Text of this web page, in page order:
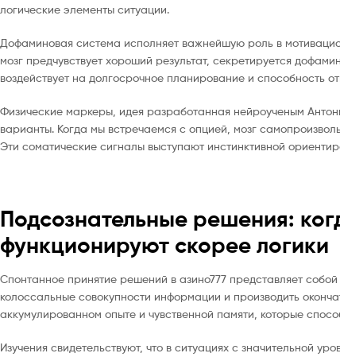
логические элементы ситуации.
Дофаминовая система исполняет важнейшую роль в
мозг предчувствует хороший результат, секретируется
воздействует на долгосрочное планирование и способность
Физические маркеры, идея разработанная нейроученым
варианты. Когда мы встречаемся с опцией, мозг
Эти соматические сигналы выступают инстинктивной
Подсознательные решения:
функционируют скорее логики
Спонтанное принятие решений в азино777 представляет
колоссальные совокупности информации и производить
аккумулированном опыте и чувственной памяти, которые
Изучения свидетельствуют, что в ситуациях с значительной